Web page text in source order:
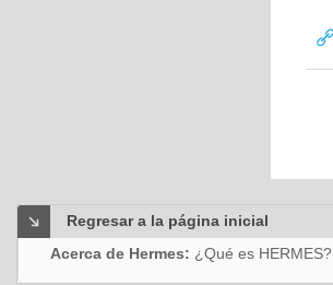
Regresar a la página inicial
Acerca de Hermes: ¿Qué es HERMES?